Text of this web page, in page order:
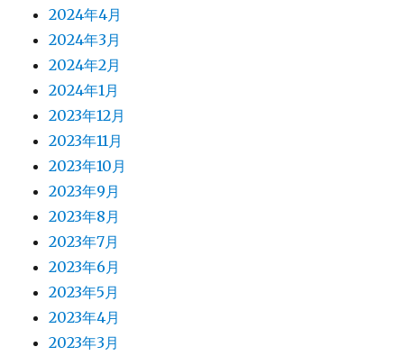
2024年4月
2024年3月
2024年2月
2024年1月
2023年12月
2023年11月
2023年10月
2023年9月
2023年8月
2023年7月
2023年6月
2023年5月
2023年4月
2023年3月